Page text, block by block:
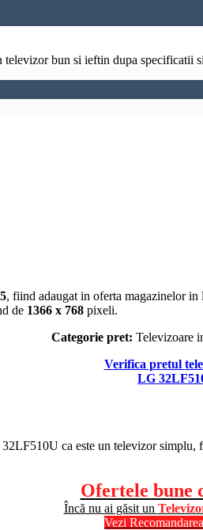
bun si ieftin dupa specificatii
, fiind adaugat in oferta magazinelor
de 1366 x 768 pixeli.
Categorie pret: Televizoare
Verifica pretul
LG
ca este un televizor simplu,
Ofertele bune
Încă nu ai găsit un
Vezi